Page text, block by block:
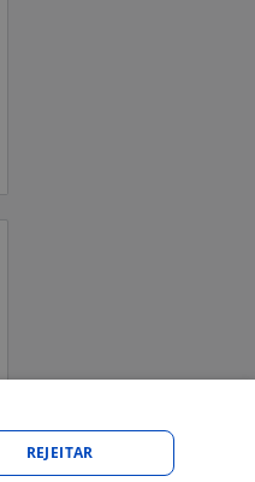
REJEITAR